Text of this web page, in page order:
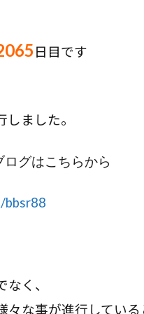
日目です
しました。
ログはこちらから
bbsr88
く、
々な事が進行している